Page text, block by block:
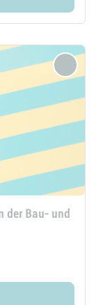
merken
der Bau- und